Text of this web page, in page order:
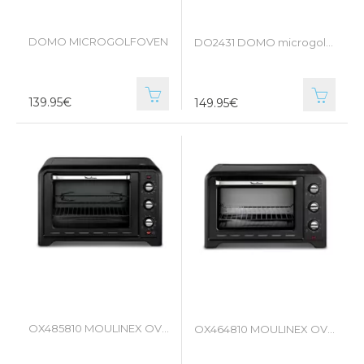
DOMO MICROGOLFOVEN
139.95€ 149.95€